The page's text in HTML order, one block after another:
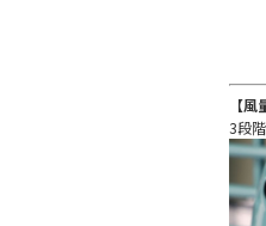
【風
3段